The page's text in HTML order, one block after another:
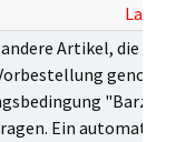
Lager
Artikel, die zur
Ein